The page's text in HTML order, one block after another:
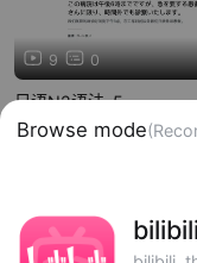
9 0
日语N2语法-5
Browse mode
网络文化经营
广播电视节目